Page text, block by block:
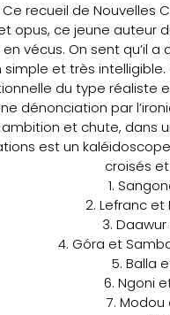
Ce recueil de Nouvelles
opus, ce jeune auteur
vécus. On sent qu’il
et très
du type réaliste
dénonciation par
ambition et chute, dans
est un
croisés
1.
2. Lefranc
3.
4. Góra et
5. Balla
6. Ngoni
7.